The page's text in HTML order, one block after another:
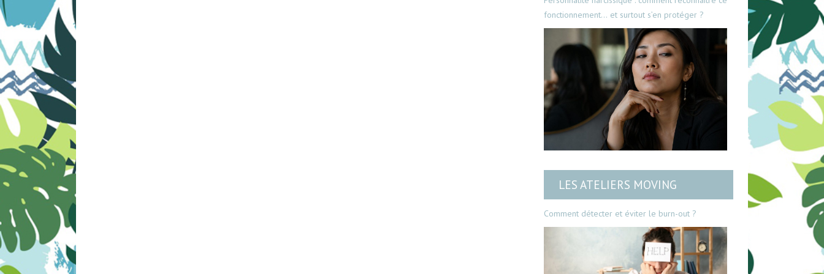
fonctionnement… et surtout s’en protéger ?
LES ATELIERS MOVING
Comment détecter et éviter le burn-out ?